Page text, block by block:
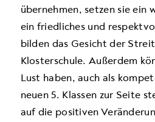
übernehmen, setzen sie ein
ein friedliches und
bilden das Gesicht der
Klosterschule. Außerdem
Lust haben, auch als
neuen 5. Klassen zur Seite
auf die positiven